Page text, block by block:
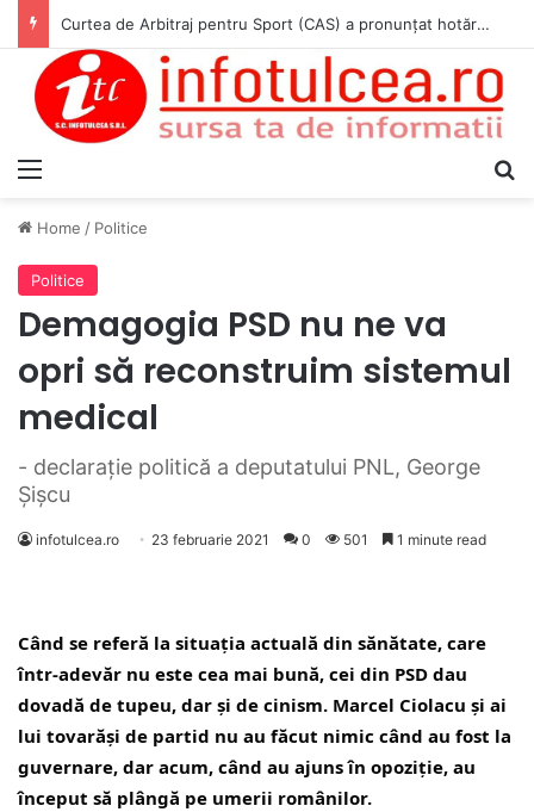
Curtea de Arbitraj pentru Sport (CAS) a pronunțat hotărârea în cauza WADA v. ANAD & Matei Cosmin Gabriel
Home / Politice
Politice
Demagogia PSD nu ne va
opri să reconstruim sistemul
medical
- declaraţie politică a deputatului PNL, George
Şişcu
infotulcea.ro 23 februarie 2021 0 501 1 minute read
Când se referă la situaţia actuală din sănătate, care
într-adevăr nu este cea mai bună, cei din PSD dau
dovadă de tupeu, dar şi de cinism. Marcel Ciolacu şi ai
lui tovarăşi de partid nu au făcut nimic când au fost la
guvernare, dar acum, când au ajuns în opoziţie, au
început să plângă pe umerii românilor.